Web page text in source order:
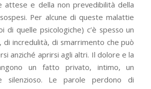
attese e della non prevedibilità della
Per alcune di queste malattie
di quelle psicologiche) c’è spesso un
di incredulità, di smarrimento che può
anziché aprirsi agli altri. Il dolore e la
un fatto privato, intimo, un
silenzioso. Le parole perdono di